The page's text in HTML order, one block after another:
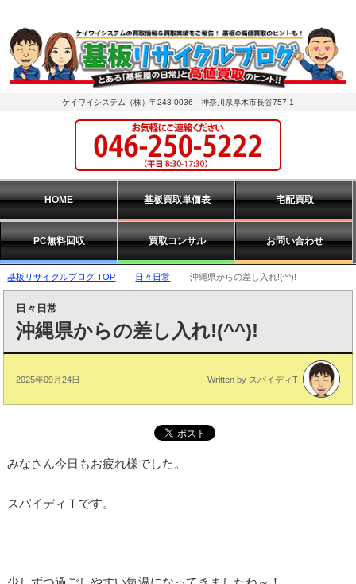
基板リサイクルブログ TOP 日々日常 沖縄県からの差し入れ!(^^)!
日々日常
沖縄県からの差し入れ!(^^)!
2025年09月24日 Written by スパイディT
みなさん今日もお疲れ様でした。
スパイディＴです。
ケイワイシステム（株）〒243-0036 神奈川県厚木市長谷757-1
HOME 基板買取単価表 宅配買取
PC無料回収 買取コンサル お問い合わせ